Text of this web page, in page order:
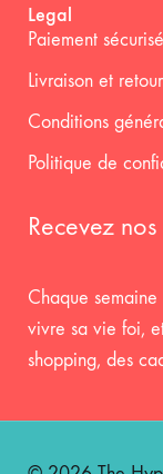
Legal
Paiement sécurisé
Livraison et
Conditions
Politique de
Recevez
Chaque
vivre sa vie foi,
shopping, des